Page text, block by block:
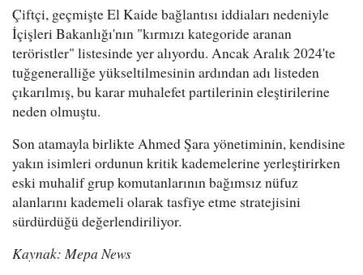
Çiftçi, geçmişte El Kaide bağlantısı iddiaları nedeniyle
İçişleri Bakanlığı'nın "kırmızı kategoride aranan
teröristler" listesinde yer alıyordu. Ancak Aralık 2024'te
tuğgeneralliğe yükseltilmesinin ardından adı listeden
çıkarılmış, bu karar muhalefet partilerinin eleştirilerine
neden olmuştu.
Son atamayla birlikte Ahmed Şara yönetiminin, kendisine
yakın isimleri ordunun kritik kademelerine yerleştirirken
eski muhalif grup komutanlarının bağımsız nüfuz
alanlarını kademeli olarak tasfiye etme stratejisini
sürdürdüğü değerlendiriliyor.
Kaynak: Mepa News